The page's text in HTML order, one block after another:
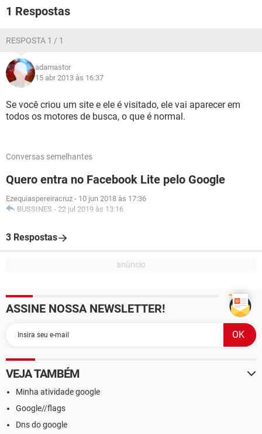
1 Respostas
RESPOSTA 1 / 1
adamastor
15 abr 2013 às 16:37
Se você criou um site e ele é visitado, ele vai aparecer em
todos os motores de busca, o que é normal.
Conversas semelhantes
Quero entra no Facebook Lite pelo Google
Ezequiaspereiracruz - 10 jun 2018 às 17:36
BUSSINES - 22 jul 2019 às 13:16
3 Respostas
ASSINE NOSSA NEWSLETTER!
VEJA TAMBÉM
Minha atividade google
Google//flags
Dns do google